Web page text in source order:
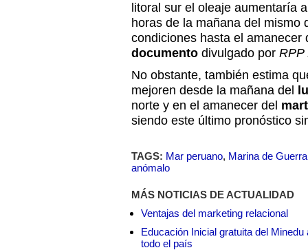
litoral sur el oleaje aumentaría
horas de la mañana del mismo
condiciones hasta el amanecer
documento divulgado por RPP
No obstante, también estima
mejoren desde la mañana del
norte y en el amanecer del
siendo este último pronóstico
TAGS: Mar peruano, Marina de
anómalo
MÁS NOTICIAS DE ACTUALIDAD
Ventajas del marketing relacional
Educación Inicial gratuita del
todo el país